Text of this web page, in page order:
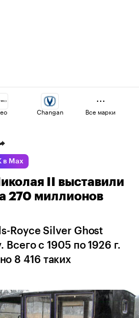
Changan
Geely
Все марки
в Max
II выставили
270 миллионов
Royce Silver Ghost
Всего с 1905 по 1926 г.
8 416 таких